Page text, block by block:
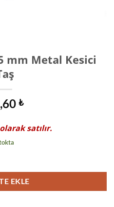
mm Metal Kesici
₺
satılır.
EKLE